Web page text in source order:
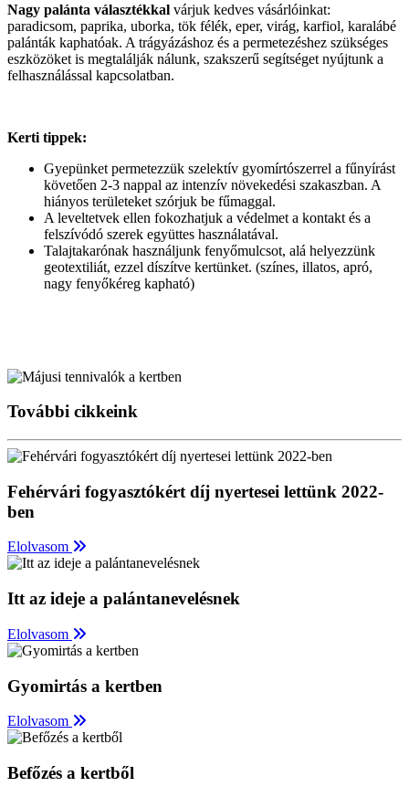
Nagy palánta választékkal várjuk kedves vásárlóinkat:
paradicsom, paprika, uborka, tök félék, eper, virág, karfiol, karalábé
palánták kaphatóak. A trágyázáshoz és a permetezéshez szükséges
eszközöket is megtalálják nálunk, szakszerű segítséget nyújtunk a
felhasználással kapcsolatban.
Kerti tippek:
Gyepünket permetezzük szelektív gyomírtószerrel a fűnyírást
követően 2-3 nappal az intenzív növekedési szakaszban. A
hiányos területeket szórjuk be fűmaggal.
A leveltetvek ellen fokozhatjuk a védelmet a kontakt és a
felszívódó szerek együttes használatával.
Talajtakarónak használjunk fenyőmulcsot, alá helyezzünk
geotextiliát, ezzel díszítve kertünket. (színes, illatos, apró,
nagy fenyőkéreg kapható)
További cikkeink
Fehérvári fogyasztókért díj nyertesei lettünk 2022-
ben
Elolvasom
Itt az ideje a palántanevelésnek
Elolvasom
Gyomirtás a kertben
Elolvasom
Befőzés a kertből